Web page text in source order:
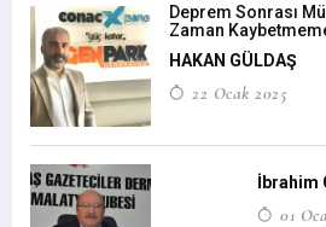
Deprem Sonrası
Zaman
HAKAN GÜLDAŞ
22 Ocak 2025
İbrahim
01